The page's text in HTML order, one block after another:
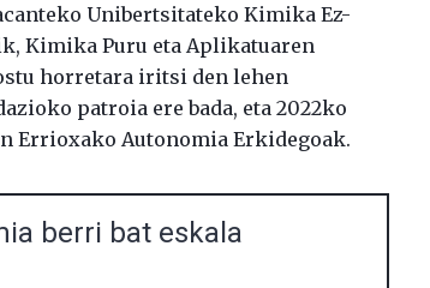
Unibertsitateko Kimika Ez-
Kimika Puru eta Aplikatuaren
horretara iritsi den lehen
patroia ere bada, eta 2022ko
Errioxako Autonomia Erkidegoak.
berri bat eskala